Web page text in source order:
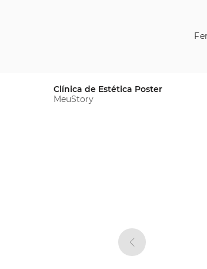
Clínica de Estética Poster
MeuStory